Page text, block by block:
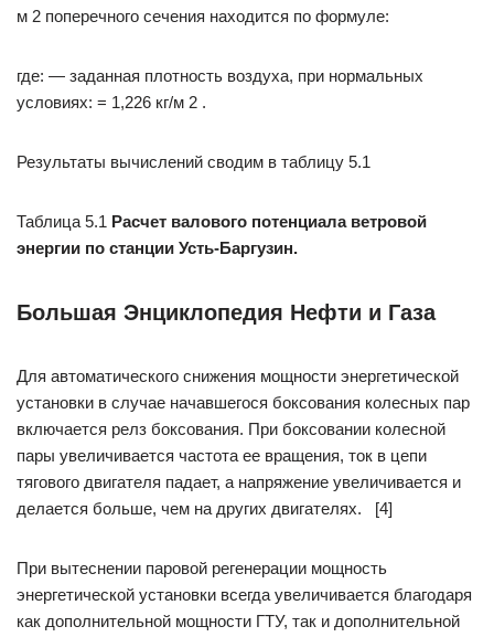
м 2 поперечного сечения находится по формуле:
где: — заданная плотность воздуха, при нормальных
условиях: = 1,226 кг/м 2 .
Результаты вычислений сводим в таблицу 5.1
Таблица 5.1 Расчет валового потенциала ветровой
энергии по станции Усть-Баргузин.
Большая Энциклопедия Нефти и Газа
Для автоматического снижения мощности энергетической
установки в случае начавшегося боксования колесных пар
включается релз боксования. При боксовании колесной
пары увеличивается частота ее вращения, ток в цепи
тягового двигателя падает, а напряжение увеличивается и
делается больше, чем на других двигателях. [4]
При вытеснении паровой регенерации мощность
энергетической установки всегда увеличивается благодаря
как дополнительной мощности ГТУ, так и дополнительной